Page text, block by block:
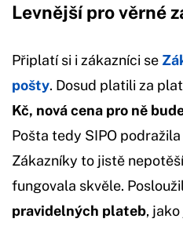
Levnější pro věrné
Připlatí si i zákazníci se
pošty. Dosud platili za
Kč, nová cena pro ně
Pošta tedy SIPO
Zákazníky to jistě
fungovala skvěle.
pravidelných plateb,